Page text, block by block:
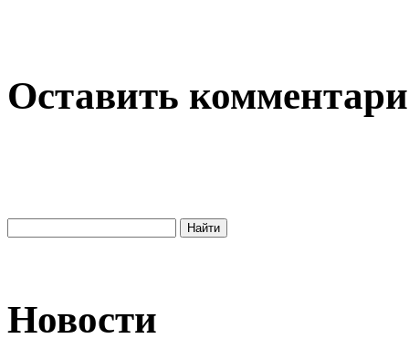
Оставить
Новости